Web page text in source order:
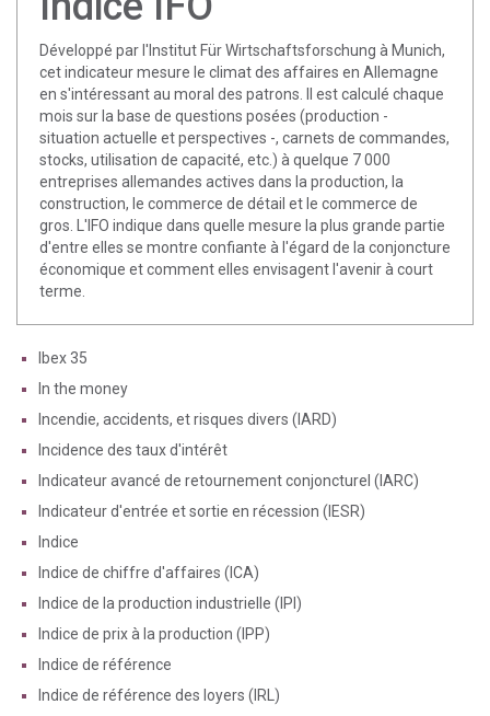
Développé par l'Institut Für Wirtschaftsforschung à Munich,
cet indicateur mesure le climat des affaires en Allemagne
en s'intéressant au moral des patrons. Il est calculé chaque
mois sur la base de questions posées (production -
situation actuelle et perspectives -, carnets de commandes,
stocks, utilisation de capacité, etc.) à quelque 7 000
entreprises allemandes actives dans la production, la
construction, le commerce de détail et le commerce de
gros. L'IFO indique dans quelle mesure la plus grande partie
d'entre elles se montre confiante à l'égard de la conjoncture
économique et comment elles envisagent l'avenir à court
terme.
Ibex 35
In the money
Incendie, accidents, et risques divers (IARD)
Incidence des taux d'intérêt
Indicateur avancé de retournement conjoncturel (IARC)
Indicateur d'entrée et sortie en récession (IESR)
Indice
Indice de chiffre d'affaires (ICA)
Indice de la production industrielle (IPI)
Indice de prix à la production (IPP)
Indice de référence
Indice de référence des loyers (IRL)